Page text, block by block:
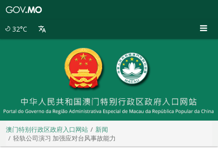
32°C
澳门特别行政区政府入口网站
新闻
轻轨公司演习 加强应对台风事故能力